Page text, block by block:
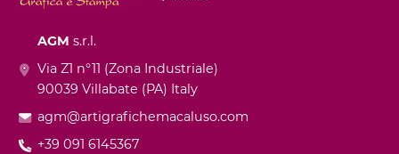
AGM s.r.l.
Via Z1 n°11 (Zona Industriale)
90039 Villabate (PA) Italy
agm@artigrafichemacaluso.com
+39 091 6145367